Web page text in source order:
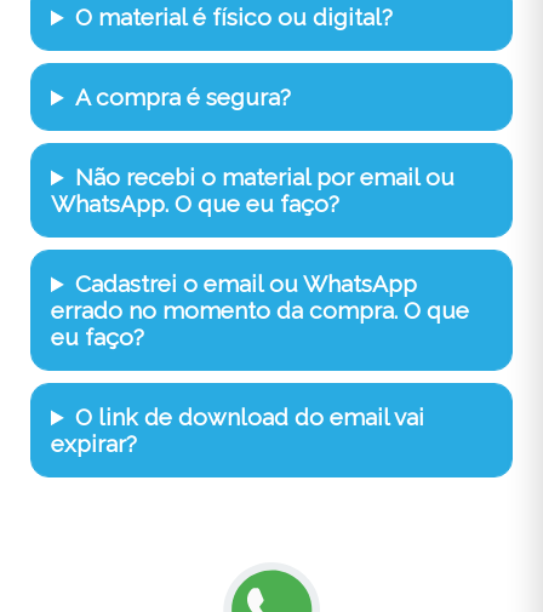
O material é físico ou digital?
A compra é segura?
Não recebi o material por email ou
WhatsApp. O que eu faço?
Cadastrei o email ou WhatsApp
errado no momento da compra. O que
eu faço?
O link de download do email vai
expirar?